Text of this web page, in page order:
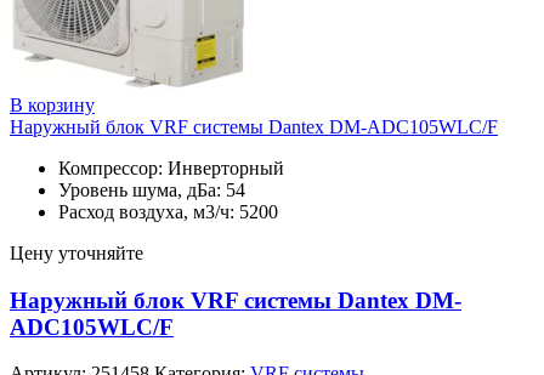
В корзину
Наружный блок VRF системы Dantex DM-ADC105WLC/F
Компрессор: Инверторный
Уровень шума, дБа: 54
Расход воздуха, м3/ч: 5200
Цену уточняйте
Наружный блок VRF системы Dantex DM-
ADC105WLC/F